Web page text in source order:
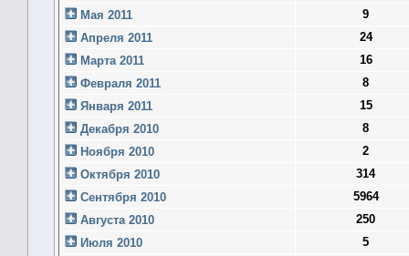
Мая 2011
9
Апреля 2011
24
Марта 2011
16
Февраля 2011
8
Января 2011
15
Декабря 2010
8
Ноября 2010
2
Октября 2010
314
Сентября 2010
5964
Августа 2010
250
Июля 2010
5